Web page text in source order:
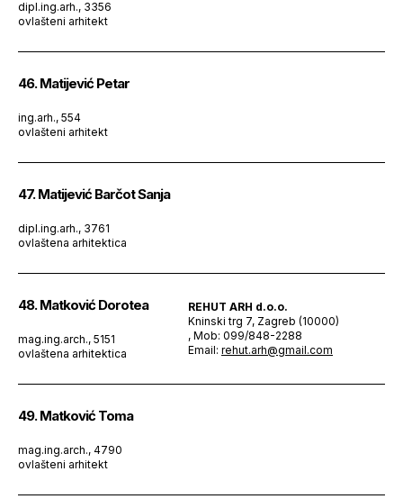
dipl.ing.arh., 3356
ovlašteni arhitekt
46. Matijević Petar
ing.arh., 554
ovlašteni arhitekt
47. Matijević Barčot Sanja
dipl.ing.arh., 3761
ovlaštena arhitektica
48. Matković Dorotea
mag.ing.arch., 5151
ovlaštena arhitektica
REHUT ARH d.o.o.
Kninski trg 7, Zagreb (10000)
, Mob: 099/848-2288
Email: rehut.arh@gmail.com
49. Matković Toma
mag.ing.arch., 4790
ovlašteni arhitekt